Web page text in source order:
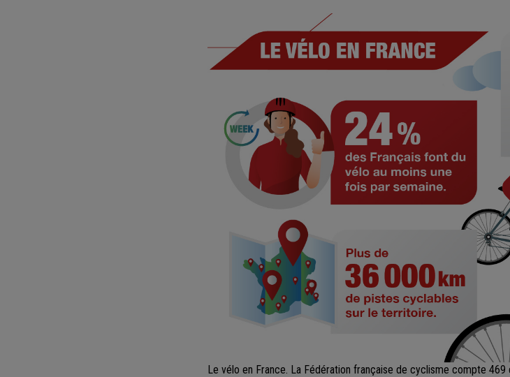
Le vélo en France. La Fédération française de cyclisme compte